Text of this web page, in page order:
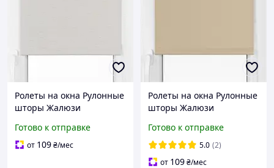
Ролеты на окна Рулонные
шторы Жалюзи
063 Молочно-бежевый
ТЕРМО от 100см до 200см
Готово к отправке
от 109₴/мес
Ролеты на окна Рулонные
шторы Жалюзи
053 Латте ТЕРМО от
100см до 200см
Готово к отправке
5.0 (2)
от 109₴/мес